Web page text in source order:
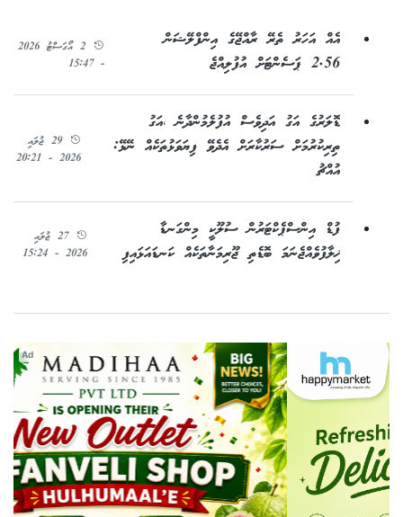
އެއް އަހަރު ތެރޭ ރާއްޖޭގެ އިންފްލޭޝަން
2.56 ޕަސެންޓަށް އުފުލިއްޖެ
2 އޯގަސްޓު 2026
- 15:47
ޑޮލަރުގެ އަގު އަދިވެސް އުފުލެމުންދާނެ ،އަގު
ތިރިކުރުމަށް ސަރުކާރަށް އެދެވޭ ފިޔަވަޅުތަކެއް ނޭޅޭ:
އުއްޗު
29 ޖުލައި
2026 - 20:21
ފުޑް އިންސްޕެކްޓަރުން ސުލޫކީ މިންގަނޑާ
ޚިލާފުވެއްޖެނަމަ ބޮޑެތި ޖޫރިމަނާތަކެއް ކަނޑައަޅައިފި
27 ޖުލައި
2026 - 15:24
Ad